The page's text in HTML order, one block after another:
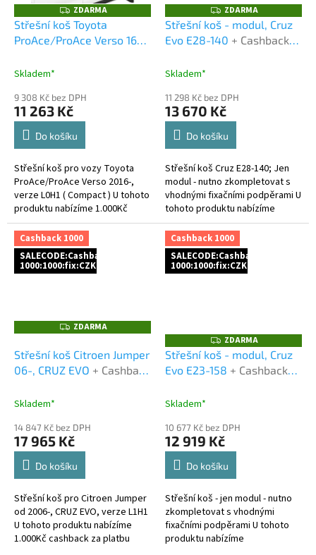
Z
D
A
R
ZDARMA
Střešní koš Toyota
ProAce/ProAce Verso 16-,
Kč jako dodatečná sleva
Skladem*
9 308 Kč bez DPH
11 263 Kč
Do košíku
Střešní koš pro vozy Toyota
ProAce/ProAce Verso 2016-,
verze L0H1 ( Compact ) U tohoto
produktu nabízíme 1.000Kč
cashback za platbu předem a to
buď bankovním převodem,
nebo...
Z
D
A
R
ZDARMA
Střešní koš - modul, Cruz
Evo E28-140 + Cashback
sleva za platbu předem
Skladem*
11 298 Kč bez DPH
13 670 Kč
Do košíku
Střešní koš Cruz E28-140; Jen
modul - nutno zkompletovat s
vhodnými fixačními podpěrami U
tohoto produktu nabízíme
1.000Kč cashback za platbu
předem a to buď bankovním...
Cashback 1000
SALECODE:Cashback
1000:1000:fix:CZK
Z
D
R
M
A
ZDARMA
Střešní koš Citroen Jumper
06-, CRUZ EVO + Cashback
sleva za platbu předem
Skladem*
14 847 Kč bez DPH
17 965 Kč
Do košíku
Střešní koš pro Citroen Jumper
od 2006-, CRUZ EVO, verze L1H1
U tohoto produktu nabízíme
1.000Kč cashback za platbu
Cashback 1000
SALECODE:Cashback
1000:1000:fix:CZK
Z
D
A
R
ZDARMA
Střešní koš - modul, Cruz
Evo E23-158 + Cashback
sleva za platbu předem
Skladem*
10 677 Kč bez DPH
12 919 Kč
Do košíku
Střešní koš - jen modul - nutno
zkompletovat s vhodnými
fixačními podpěrami U tohoto
produktu nabízíme